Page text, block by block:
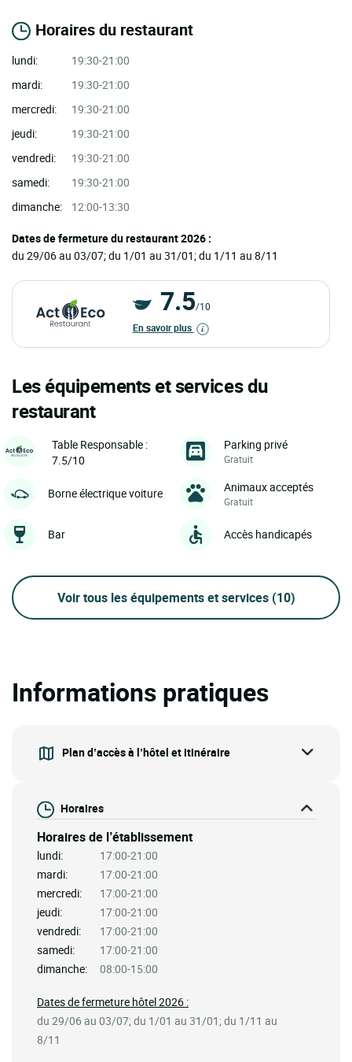
Horaires du restaurant
lundi:
19:30-21:00
mardi:
19:30-21:00
mercredi:
19:30-21:00
jeudi:
19:30-21:00
vendredi:
19:30-21:00
samedi:
19:30-21:00
dimanche:
12:00-13:30
Dates de fermeture du restaurant 2026 :
du 29/06 au 03/07; du 1/01 au 31/01; du 1/11 au 8/11
7.5/10
En savoir plus
Les équipements et services du
restaurant
Table Responsable :
7.5/10
Parking privé
Gratuit
Borne électrique voiture Animaux acceptés
Gratuit
Bar Accès handicapés
Voir tous les équipements et services (10)
Informations pratiques
Plan d’accès à l’hôtel et itinéraire
Horaires
Horaires de l’établissement
lundi:
17:00-21:00
mardi:
17:00-21:00
mercredi:
17:00-21:00
jeudi:
17:00-21:00
vendredi:
17:00-21:00
samedi:
17:00-21:00
dimanche:
08:00-15:00
Dates de fermeture hôtel 2026 :
du 29/06 au 03/07; du 1/01 au 31/01; du 1/11 au
8/11